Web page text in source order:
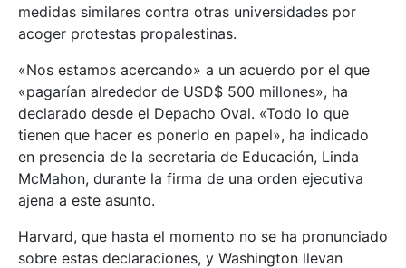
medidas similares contra otras universidades por
acoger protestas propalestinas.
«Nos estamos acercando» a un acuerdo por el que
«pagarían alrededor de USD$ 500 millones», ha
declarado desde el Depacho Oval. «Todo lo que
tienen que hacer es ponerlo en papel», ha indicado
en presencia de la secretaria de Educación, Linda
McMahon, durante la firma de una orden ejecutiva
ajena a este asunto.
Harvard, que hasta el momento no se ha pronunciado
sobre estas declaraciones, y Washington llevan